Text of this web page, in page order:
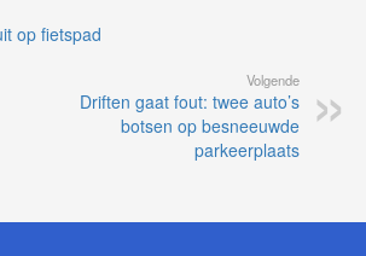
op fietspad
Volgende
Driften gaat fout: twee auto’s
botsen op besneeuwde
parkeerplaats